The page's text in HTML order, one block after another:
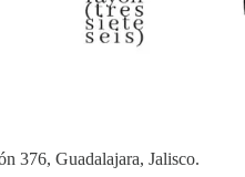
376, Guadalajara, Jalisco.